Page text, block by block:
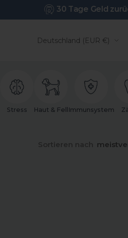
30 Tage Geld
Land/Region
Deutschland (EUR €)
Stress Haut & Fell Immunsystem